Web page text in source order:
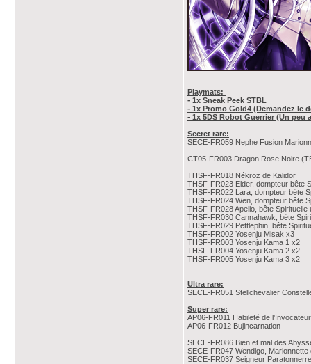
Playmats:
- 1x Sneak Peek STBL
- 1x Promo Gold4 (Demandez le
- 1x 5DS Robot Guerrier (Un peu
Secret rare:
SECE-FR059 Nephe Fusion
CT05-FR003 Dragon Rose Noire
THSF-FR018 Nékroz de Kalidor
THSF-FR023 Elder, dompteur bête
THSF-FR022 Lara, dompteur bête
THSF-FR024 Wen, dompteur bête
THSF-FR028 Apelio, bête Spirituelle
THSF-FR030 Cannahawk, bête
THSF-FR029 Pettlephin, bête
THSF-FR002 Yosenju Misak x3
THSF-FR003 Yosenju Kama 1 x2
THSF-FR004 Yosenju Kama 2 x2
THSF-FR005 Yosenju Kama 3 x2
Ultra rare:
SECE-FR051 Stellchevalier
Super rare:
AP06-FR011 Habileté de l'Invocateur
AP06-FR012 Bujincarnation
SECE-FR086 Bien et mal des
SECE-FR047 Wendigo, Marionnette
SECE-FR037 Seigneur Paratonnerre